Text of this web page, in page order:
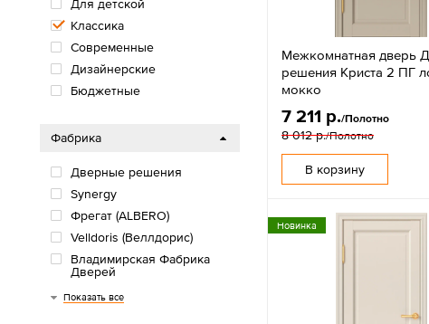
Межкомнатная дверь
решения Криста 2 ПГ
мокко
7 211 р./Полотно
8 012 р./Полотно
В корзину
Новинка
Для детской
Классика
Современные
Дизайнерские
Бюджетные
Фабрика
Дверные решения
Synergy
Фрегат (ALBERO)
Velldoris (Веллдорис)
Владимирская Фабрика
Дверей
Green Line
ДвериХолл
Сибирь Профиль
Показать все